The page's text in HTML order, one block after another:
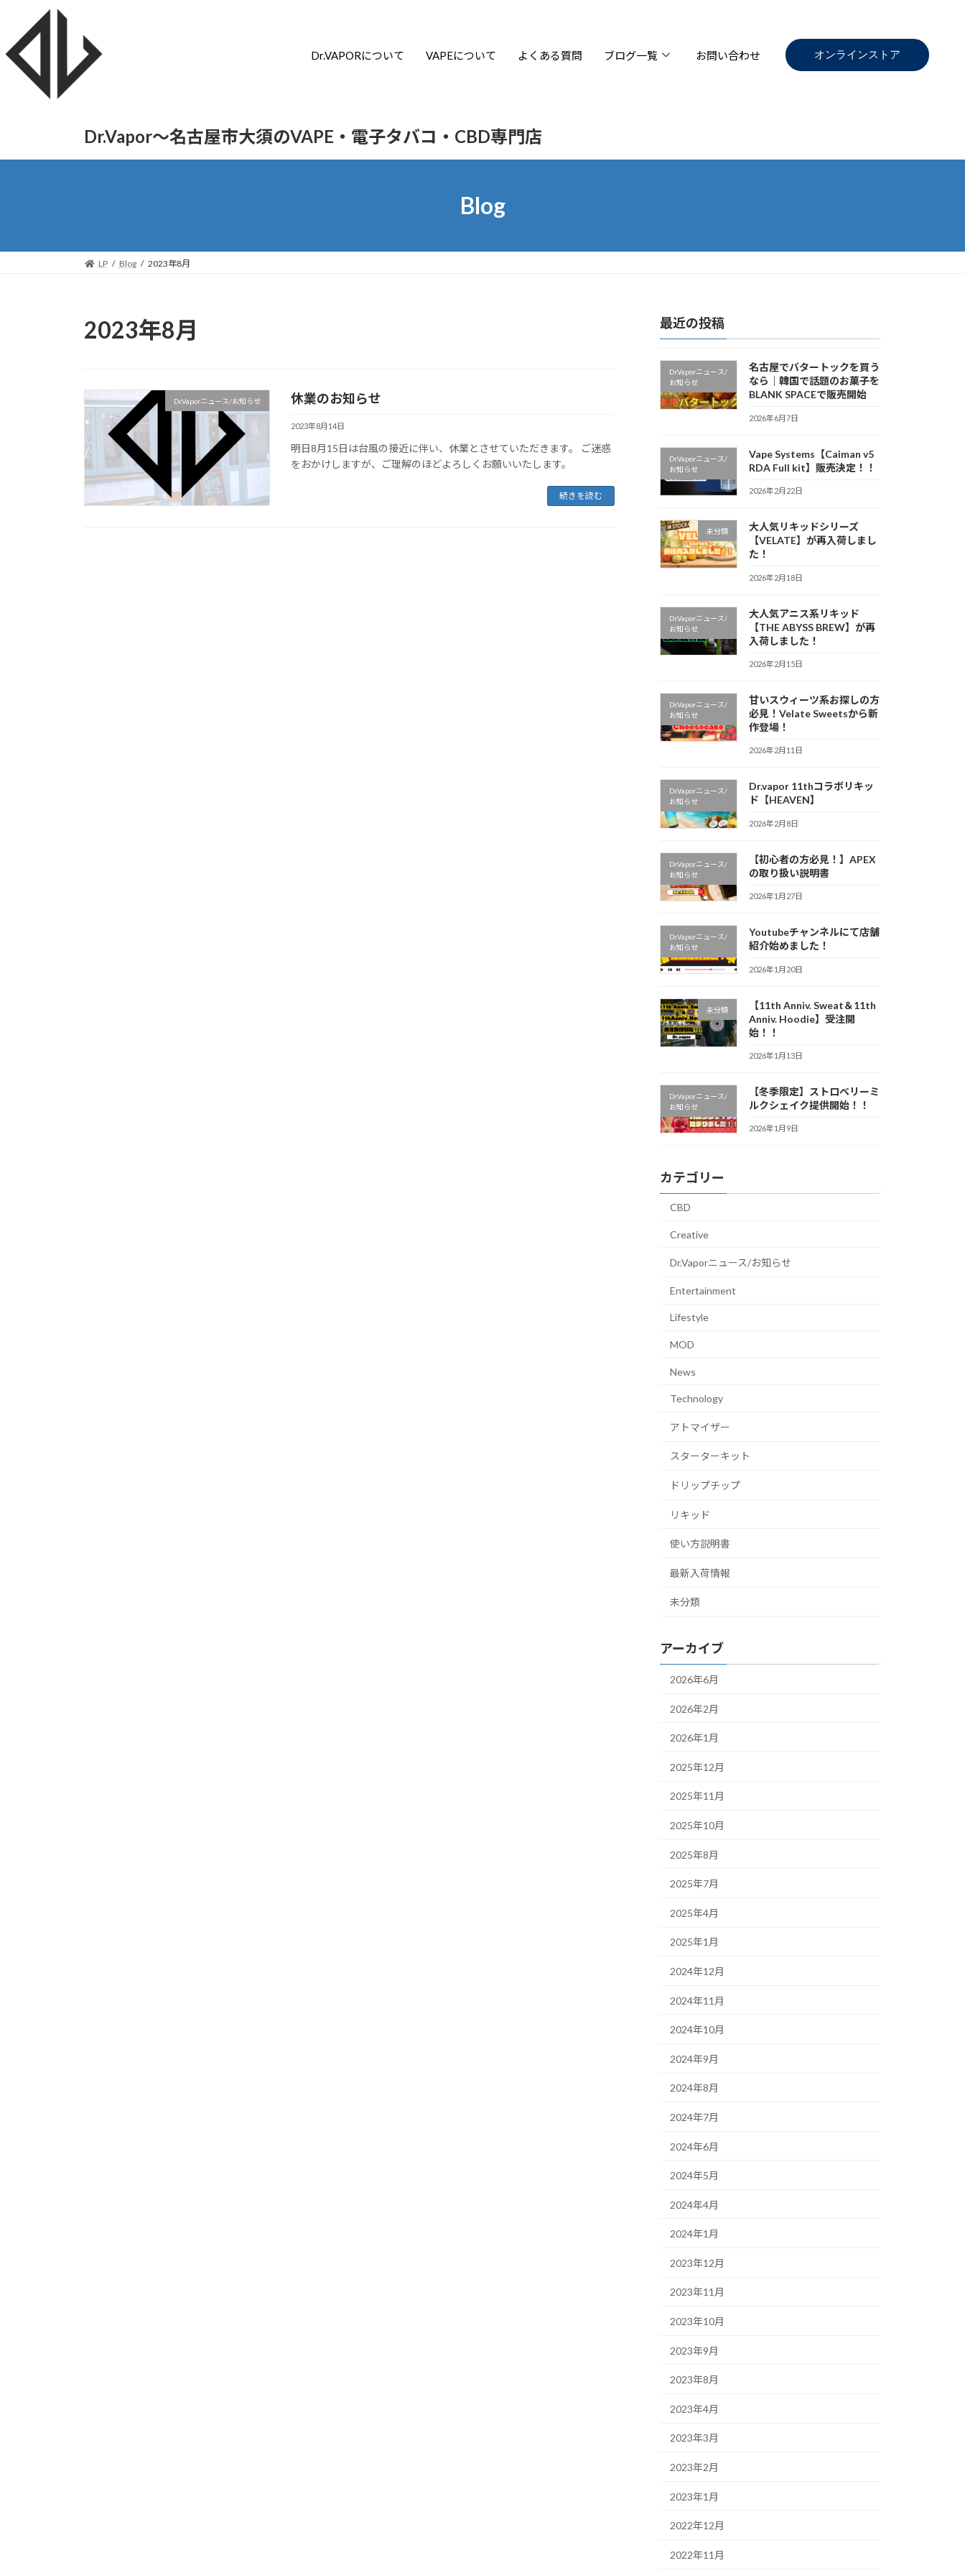
Dr.VAPORについて VAPEについて よくある質問 ブログ一覧 お問い合わせ オンラインストア
Dr.Vapor〜名古屋市大須のVAPE・電子タバコ・CBD専門店
Blog
LP Blog 2023年8月
2023年8月
Dr.Vaporニュース/お知らせ 休業のお知らせ
2023年8月14日
明日8月15日は台風の接近に伴い、休業とさせていただきます。 ご迷惑
をおかけしますが、ご理解のほどよろしくお願いいたします。
続きを読む
最近の投稿
Dr.Vaporニュース/
お知らせ
名古屋でバタートックを買う
なら｜韓国で話題のお菓子を
BLANK SPACEで販売開始
2026年6月7日
Dr.Vaporニュース/
お知らせ
Vape Systems【Caiman v5
RDA Full kit】販売決定！！
2026年2月22日
未分類
大人気リキッドシリーズ
【VELATE】が再入荷しまし
た！
2026年2月18日
Dr.Vaporニュース/
お知らせ
大人気アニス系リキッド
【THE ABYSS BREW】が再
入荷しました！
2026年2月15日
Dr.Vaporニュース/
お知らせ
甘いスウィーツ系お探しの方
必見！Velate Sweetsから新
作登場！
2026年2月11日
Dr.Vaporニュース/
お知らせ
Dr.vapor 11thコラボリキッ
ド【HEAVEN】
2026年2月8日
Dr.Vaporニュース/
お知らせ
【初心者の方必見！】APEX
の取り扱い説明書
2026年1月27日
Dr.Vaporニュース/
お知らせ
Youtubeチャンネルにて店舗
紹介始めました！
2026年1月20日
未分類
【11th Anniv. Sweat＆11th
Anniv. Hoodie】受注開
始！！
2026年1月13日
Dr.Vaporニュース/
お知らせ
【冬季限定】ストロベリーミ
ルクシェイク提供開始！！
2026年1月9日
カテゴリー
CBD
Creative
Dr.Vaporニュース/お知らせ
Entertainment
Lifestyle
MOD
News
Technology
アトマイザー
スターターキット
ドリップチップ
リキッド
使い方説明書
最新入荷情報
未分類
アーカイブ
2026年6月
2026年2月
2026年1月
2025年12月
2025年11月
2025年10月
2025年8月
2025年7月
2025年4月
2025年1月
2024年12月
2024年11月
2024年10月
2024年9月
2024年8月
2024年7月
2024年6月
2024年5月
2024年4月
2024年1月
2023年12月
2023年11月
2023年10月
2023年9月
2023年8月
2023年4月
2023年3月
2023年2月
2023年1月
2022年12月
2022年11月